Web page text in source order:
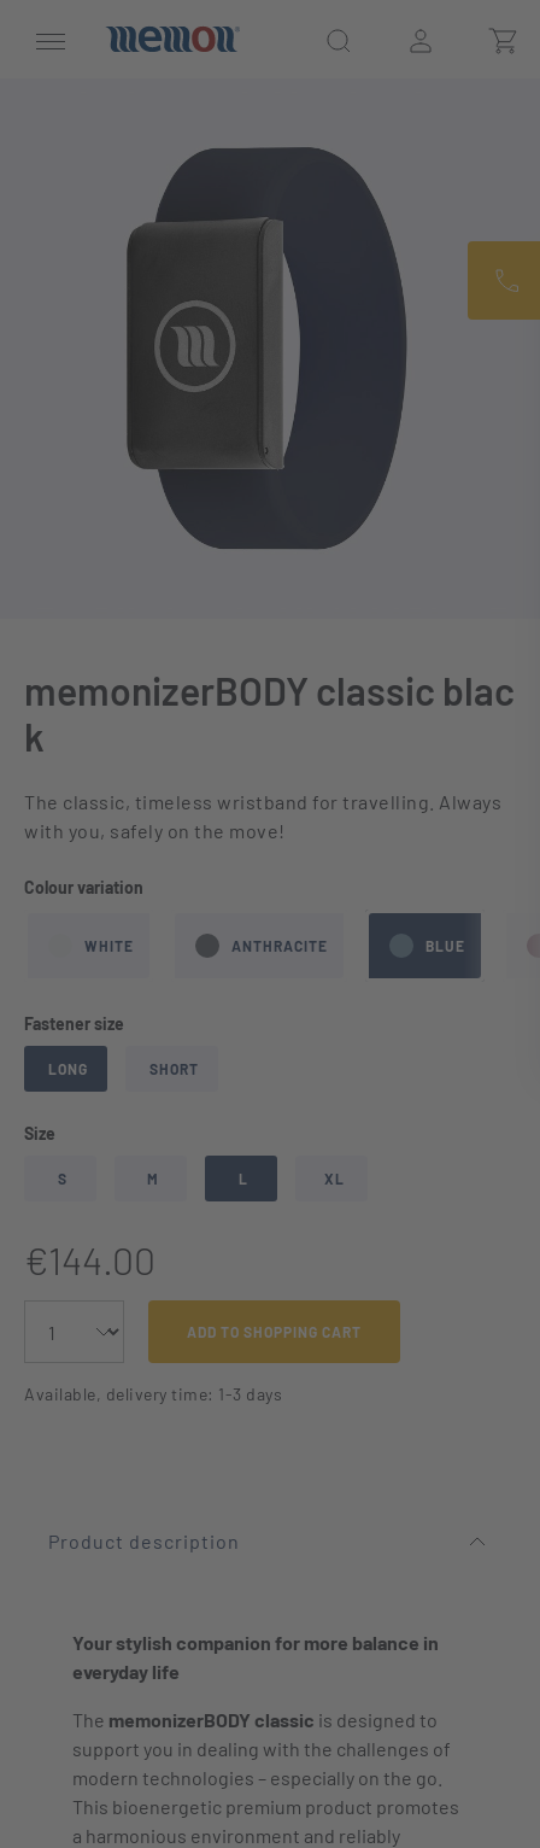
memonizerBODY classic blac
k
The classic, timeless wristband for travelling. Always
with you, safely on the move!
Select
Colour variation
WHITE ANTHRACITE BLUE
Select
Fastener size
LONG SHORT
Select
Size
S M L XL
€144.00
ADD TO SHOPPING CART
Available, delivery time: 1-3 days
Product description
Your stylish companion for more balance in
everyday life
The memonizerBODY classic is designed to
support you in dealing with the challenges of
modern technologies – especially on the go.
This bioenergetic premium product promotes
a harmonious environment and reliably